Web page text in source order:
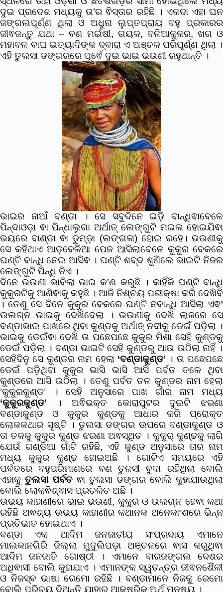
ଦୁଇ ପ୍ରଦେଶ ମଧ୍ୟକୁ ତା’ର ଵିସ୍ତାର ରହିଛି । ଏକଦା ଏହା ଘନ
ଜଙ୍ଗଲପୂର୍ଣ୍ଣ ଥିଲା ଓ ଅଧୁନା ଲୁପ୍ତପ୍ରାୟ ବହୁ ପ୍ରକାରର
ଜୀଵଜନ୍ତୁ ଯଥା – ବଣ ମଇଁଷୀ, ଗୟଳ, ବଳିଆକୁକର, ଖଗ ଓ
ମହାବଳ ବାଘ ଇତ୍ୟାଦିଙ୍କ ଦ୍ବାରା ଏ ଅଞ୍ଚଳ ପରିପୂର୍ଣ୍ଣ ଥିଲା ।
ଏହି ତୁଲସା ଡଙ୍ଗରରେ ପୂର୍ଵେ ଦୁଇ ଭାଇ ଭଉଣୀ ରହୁଥାନ୍ତି ।
ଭାଇର ନାଆଁ ବଣ୍ଡା । ସେ ସବୁଦିନେ ଇଡ଼ି ବାନ୍ଧିଵାବେଳେ
ପିନ୍ଦାଓଡ଼ା ଵା ପିନ୍ଧାଲୁଗା ଅର୍ଥାତ୍ ଲେଙ୍ଗୁଟି ମଇଳା ହୋଇଯିଵା
ଭୟରେ ବାଣ୍ଡା ଵା ଡୁମ୍ଡ଼ା (ଲଙ୍ଗଳା) ହୋଇ ରହେ। ଭଉଣୀକୁ
ସେ କହିଥାଏ ଆଡ଼ବେଳିଆ ପେଜ ଆସିଲାବେଳେ କୁକୁର ବେକରେ
ଘଣ୍ଟି ବାନ୍ଧି ନେଇ ଆସିଵ । ଘଣ୍ଟି ଶବ୍ଦ ଶୁଣିଲେ ଭାଇଟି ନିଜର
ଲେଙ୍ଗୁଟି ପିନ୍ଧି ନିଏ ।
ଦିନେ ଭଉଣୀ ଭାବିଲା ଭାଇ କ’ଣ କରୁଛି । କାହିଁକି ଘଣ୍ଟି ବାନ୍ଧି
କୁକୁରଟିକୁ ଆଣିଵାକୁ କହୁଛି । ଆଜି ନିଶ୍ଚୟ ପରୀକ୍ଷା କରି ଦେଖିବି
। ତେଣୁ ସେ ଦିନେ କୁକୁର ବେକରେ ଘଣ୍ଟି ନବାନ୍ଧି ଆସିଲା ଏଵଂ
ଉଲଗ୍ନ ଭାଇକୁ ଦେଖିଦେଲା । ଭଉଣୀକୁ ଦେଖି ଲାଜରେ ସେ
ବଣ୍ଡାଭାଇ ପାଖରେ ଥିବା କୁଣ୍ଡକୁ ଅର୍ଥାତ୍‌ ନଦୀକୁ ଡେଇଁ ପଡ଼ିଲା ।
ଭାଇକୁ ଡେଇଁଵା ଦେଖି ତା ପଛେପଛେ କୁକୁର ମିଶା ସେହି କୁଣ୍ଡକୁ
ଡେଇଁ ପଡ଼ିଲା । ବଣ୍ଡା ଭାଇଟି ସେହି କୁଣ୍ଡରୁ ଆଉ ଉଠିଲା ନାହିଁ ।
ସେହିଦିନୁ ସେ କୁଣ୍ଡର ନାମ ହେଲା ‘ବଣ୍ଡାକୁଣ୍ଡ’ । ତା ପଛେପଛେ
ଡେଇଁ ପଡ଼ିଥିବା କୁକୁର ଭାସି ଭାସି ଆସି ପର୍ବତ ତଳେ ଥିବା
କୁଣ୍ଡରେ ଆସି ଉଠିଲା । ତେଣୁ ପର୍ବତ ତଳ କୁଣ୍ଡର ନାମ ହେଲା
‘କୁକୁରକୁଣ୍ଡ’ । ସେହି ଅନୁସାରେ ପାଖ ଗାଁର ନାମ ମଧ୍ୟ
‘କୁକୁରକୁଣ୍ଡ’ । ଅଵିଭକ୍ତ କୋରାପୁଟର ଦୁଇଟି ଝରଣା
ବଣ୍ଡାକୁଣ୍ଡ ଓ କୁକୁର କୁଣ୍ଡକୁ ଆଧାର କରି ପ୍ରୋକ୍ତ
ଲୋକକଥାର ସୃଷ୍ଟି । ତୁଲସା ଡଙ୍ଗର ଉପରେ ବଣ୍ଡାକୁଣ୍ଡ ଓ
ତା ତଳକୁ କୁକୁର କୁଣ୍ଡ ଝରଣା ଅଵସ୍ଥିତ । କୁକୁର୍ କୁଣ୍ଢକୁ ଲାଗି
ଯେଉଁ ଗଣ୍ଡିଆ ଗାଁଟି ରହିଛି, ଏହି କୁଣ୍ଡ ଅନୁସାରେ ତାର ନାମ
ମଧ୍ୟ କୁକୁର କୁଣ୍ଢ ହୋଇଅଛି । ଗୋଟିଏ ସମୟରେ ଏହି
ପର୍ବତରେ ବହୁପରିମାଣରେ ବଣ ତୁଳସୀ ବୁଦା ରହିଥିଲା ବୋଲି
ଏହାକୁ ତୁଲସା ପର୍ବତ ଵା ତୁଲସା ଡଙ୍ଗର ବୋଲି କୁହାଯାଉଥିଲା
ବୋଲି ଲୋକଵିଶ୍ଵାସ ପ୍ରଚଳିତ ଅଛି ।
ଉଭୟ କାହାଣୀରେ ଭାଇ ଭଉଣୀ, କୁକୁର ଓ ଉଲଗ୍ନ ହେଵା କଥା
ରହିଛି ଅଵଶ୍ୟ ଉଭୟ କାହାଣୀର କଥାନକ ଅନେକାଂଶରେ ଭିନ୍ନ
ପ୍ରତିଭାତ ହୋଇଥାଏ ।
ବଣ୍ଡା ଏକ ଆଦିମ ଜନଜାତୀୟ ସଂପ୍ରଦାୟ ଏମାନେ
ମାଲକାନଗିରି ଜିଲ୍ଲା ମୁଦୁଲିପଡ଼ା ଅଞ୍ଚଳରେ ଵାସ କରୁଥିଵା
ଆଦିମ ଜନଜାତି ଗୋଷ୍ଠୀ । ଏମାନେ ବାରଜଙ୍ଗଲ ଦେଶର
ଅଧିଵାସୀ ବୋଲି କୁହାଯାଏ । ଏମାନଙ୍କ ସ୍ୱତନ୍ତ୍ର ଜୀଵନଶୈଳୀ
ଓ ନିଜସ୍ବ ଭାଷା ରେମୋ ରହିଛି । ବଣ୍ଡାମାନେ ନିଜକୁ ରେମୋ
ବୋଲି ପରିଚୟ ଦିଅନ୍ତି ଯାହାର ଆକ୍ଷରିକ ଅର୍ଥ ମନୁଷ୍ୟ ।